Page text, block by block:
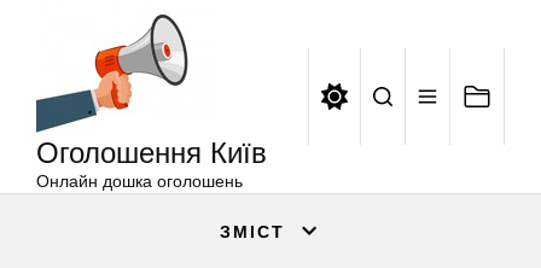
Оголошення Київ
Онлайн дошка оголошень
ЗМІСТ